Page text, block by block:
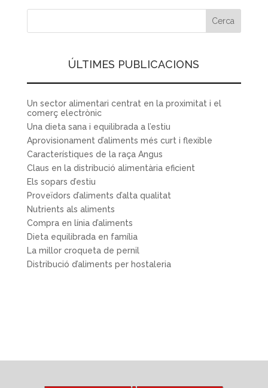
ÚLTIMES PUBLICACIONS
Un sector alimentari centrat en la proximitat i el
comerç electrònic
Una dieta sana i equilibrada a l’estiu
Aprovisionament d’aliments més curt i flexible
Característiques de la raça Angus
Claus en la distribució alimentària eficient
Els sopars d’estiu
Proveïdors d’aliments d’alta qualitat
Nutrients als aliments
Compra en línia d’aliments
Dieta equilibrada en família
La millor croqueta de pernil
Distribució d’aliments per hostaleria